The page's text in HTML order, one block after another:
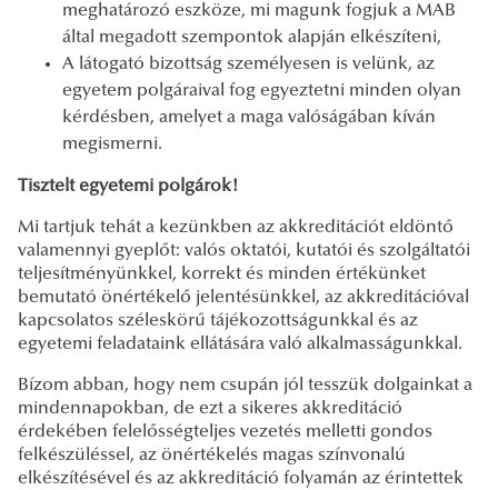
meghatározó eszköze, mi magunk fogjuk a MAB
által megadott szempontok alapján elkészíteni,
A látogató bizottság személyesen is velünk, az
egyetem polgáraival fog egyeztetni minden olyan
kérdésben, amelyet a maga valóságában kíván
megismerni.
Tisztelt egyetemi polgárok!
Mi tartjuk tehát a kezünkben az akkreditációt eldöntő
valamennyi gyeplőt: valós oktatói, kutatói és szolgáltatói
teljesítményünkkel, korrekt és minden értékünket
bemutató önértékelő jelentésünkkel, az akkreditációval
kapcsolatos széleskörű tájékozottságunkkal és az
egyetemi feladataink ellátására való alkalmasságunkkal.
Bízom abban, hogy nem csupán jól tesszük dolgainkat a
mindennapokban, de ezt a sikeres akkreditáció
érdekében felelősségteljes vezetés melletti gondos
felkészüléssel, az önértékelés magas színvonalú
elkészítésével és az akkreditáció folyamán az érintettek